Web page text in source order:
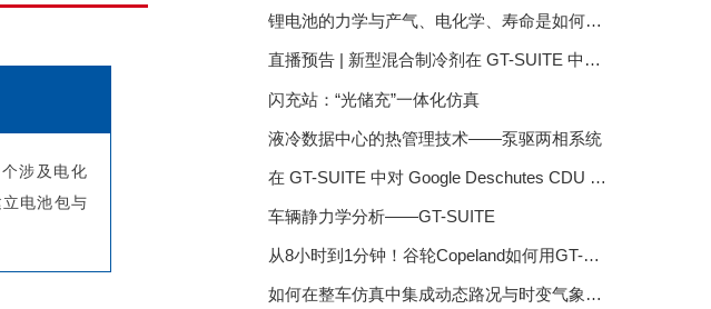
涉及电化
电池包与
锂电池的力学与产气、电化学、寿命是如何相
产气、电化学、寿命是如何相互影响的？
直播预告 | 新型混合制冷剂在 GT-SUITE 中的
闪充站：“光储充”一体化仿真
液冷数据中心的热管理技术——泵驱两相系统
在 GT-SUITE 中对 Google Deschutes CDU 进
车辆静力学分析——GT-SUITE
从8小时到1分钟！谷轮Copeland如何用GT-
如何在整车仿真中集成动态路况与时变气象数